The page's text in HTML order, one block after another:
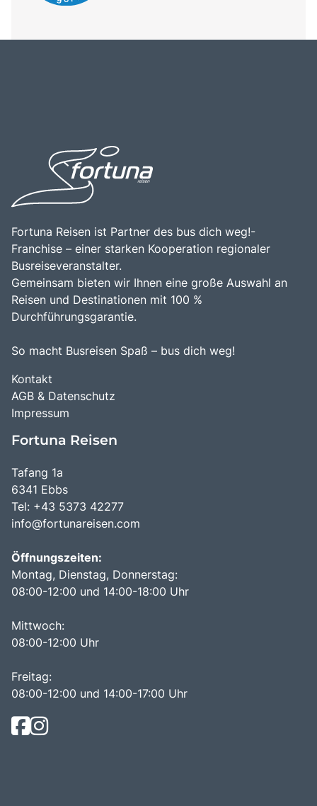
Fortuna Reisen ist Partner des bus dich weg!-
Franchise – einer starken Kooperation regionaler
Busreiseveranstalter.
Gemeinsam bieten wir Ihnen eine große Auswahl an
Reisen und Destinationen mit 100 %
Durchführungsgarantie.
So macht Busreisen Spaß – bus dich weg!
Kontakt
AGB & Datenschutz
Impressum
Fortuna Reisen
Tafang 1a
6341 Ebbs
Tel: +43 5373 42277
info@fortunareisen.com
Öffnungszeiten:
Montag, Dienstag, Donnerstag:
08:00-12:00 und 14:00-18:00 Uhr
Mittwoch:
08:00-12:00 Uhr
Freitag:
08:00-12:00 und 14:00-17:00 Uhr